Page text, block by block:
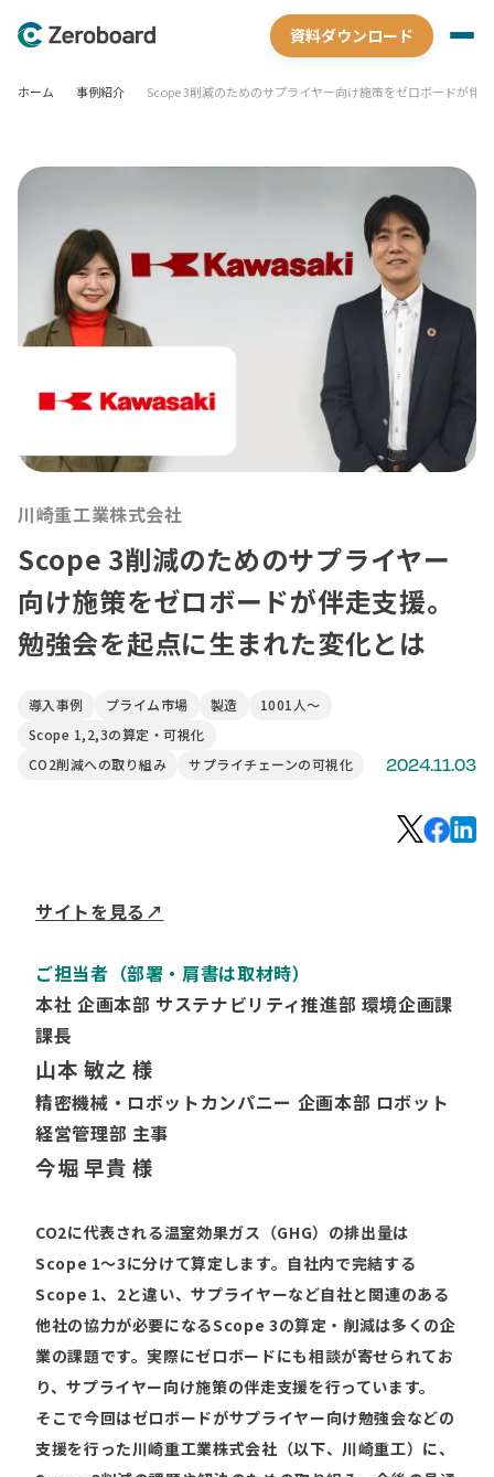
資料ダウンロード
ホーム 事例紹介 Scope 3削減のためのサプライヤー向け施策をゼロボードが伴
川崎重工業株式会社
Scope 3削減のためのサプライヤー
向け施策をゼロボードが伴走支援。
勉強会を起点に生まれた変化とは
導入事例 プライム市場 製造
1001人〜
Scope 1,2,3の算定・可視化
CO2削減への取り組み
サプライチェーンの可視化 2024.11.03
サイトを見る ↗
ご担当者（部署・肩書は取材時）
本社 企画本部 サステナビリティ推進部 環境企画課
課長
山本 敏之 様
精密機械・ロボットカンパニー 企画本部 ロボット
経営管理部 主事
今堀 早貴 様
CO2に代表される温室効果ガス（GHG）の排出量は
Scope 1〜3に分けて算定します。自社内で完結する
Scope 1、2と違い、サプライヤーなど自社と関連のある
他社の協力が必要になるScope 3の算定・削減は多くの企
業の課題です。実際にゼロボードにも相談が寄せられてお
り、サプライヤー向け施策の伴走支援を行っています。
そこで今回はゼロボードがサプライヤー向け勉強会などの
支援を行った川崎重工業株式会社（以下、川崎重工）に、